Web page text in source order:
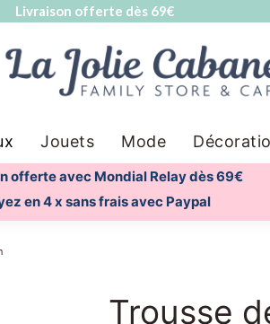
Livraison offerte dès 69€
Jouets Mode
offerte avec Mondial Relay dès 69€
en 4 x sans frais avec Paypal
Trousse